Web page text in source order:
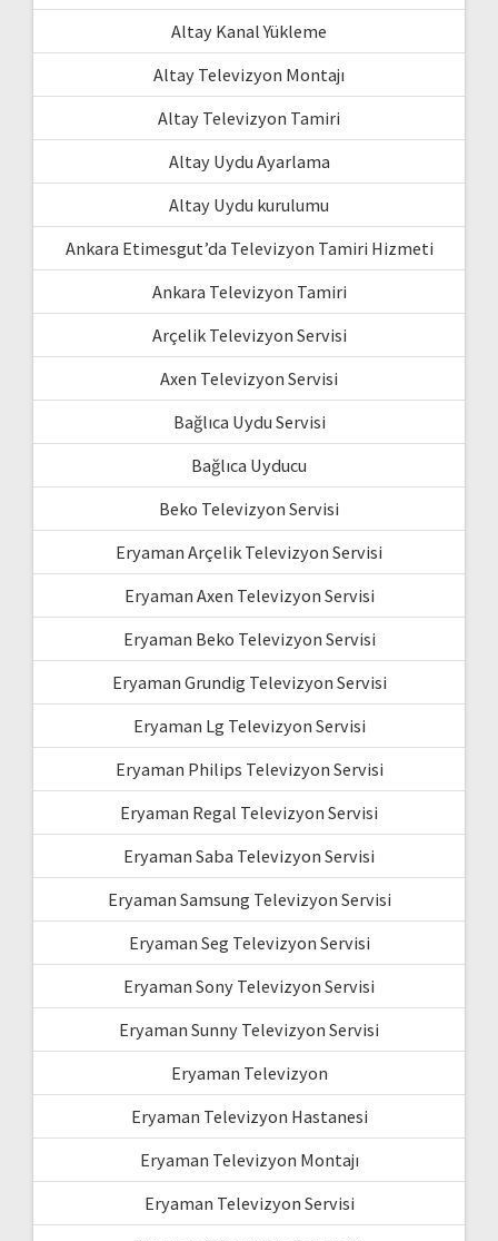
Altay Kanal Yükleme
Altay Televizyon Montajı
Altay Televizyon Tamiri
Altay Uydu Ayarlama
Altay Uydu kurulumu
Ankara Etimesgut’da Televizyon Tamiri Hizmeti
Ankara Televizyon Tamiri
Arçelik Televizyon Servisi
Axen Televizyon Servisi
Bağlıca Uydu Servisi
Bağlıca Uyducu
Beko Televizyon Servisi
Eryaman Arçelik Televizyon Servisi
Eryaman Axen Televizyon Servisi
Eryaman Beko Televizyon Servisi
Eryaman Grundig Televizyon Servisi
Eryaman Lg Televizyon Servisi
Eryaman Philips Televizyon Servisi
Eryaman Regal Televizyon Servisi
Eryaman Saba Televizyon Servisi
Eryaman Samsung Televizyon Servisi
Eryaman Seg Televizyon Servisi
Eryaman Sony Televizyon Servisi
Eryaman Sunny Televizyon Servisi
Eryaman Televizyon
Eryaman Televizyon Hastanesi
Eryaman Televizyon Montajı
Eryaman Televizyon Servisi